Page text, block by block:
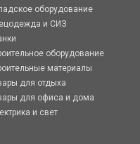
оборудование
и СИЗ
оборудование
материалы
для отдыха
для офиса и дома
и свет